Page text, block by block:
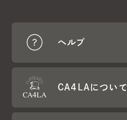
ヘルプ
CA4LAについて